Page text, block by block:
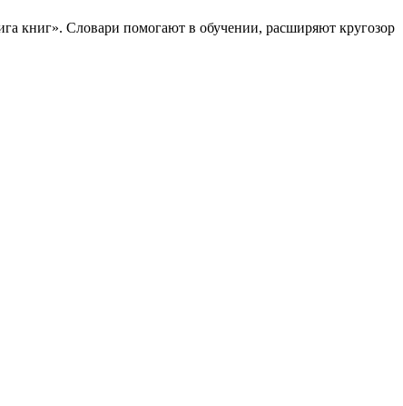
книг». Словари помогают в обучении, расширяют кругозор